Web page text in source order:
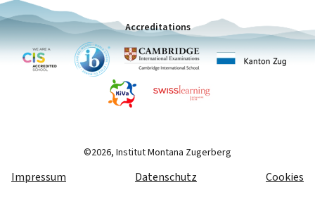
©2026, Institut Montana Zugerberg
Accreditations
Impressum Datenschutz Cookies